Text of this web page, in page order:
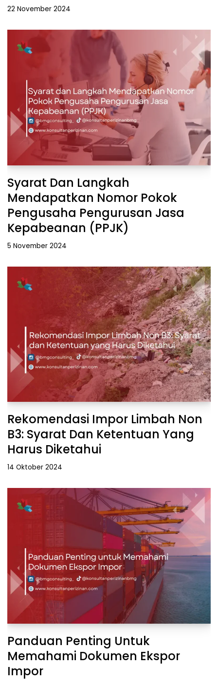
22 November 2024
Syarat Dan Langkah
Mendapatkan Nomor Pokok
Pengusaha Pengurusan Jasa
Kepabeanan (PPJK)
5 November 2024
Rekomendasi Impor Limbah Non
B3: Syarat Dan Ketentuan Yang
Harus Diketahui
14 Oktober 2024
Panduan Penting Untuk
Memahami Dokumen Ekspor
Impor